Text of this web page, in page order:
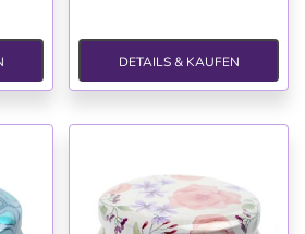
DETAILS & KAUFEN